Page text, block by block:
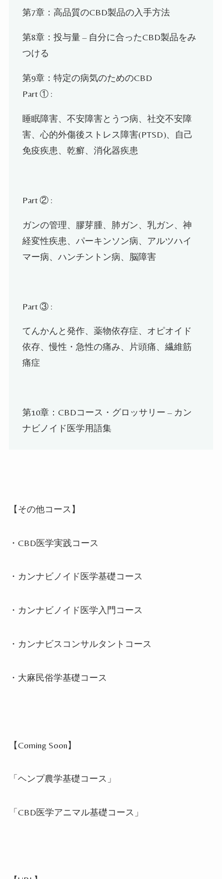
第7章：高品質のCBD製品の入手方法
第8章：投与量– 自分に合ったCBD製品をみ
つける
第9章：特定の病気のためのCBD
Part① :
睡眠障害、不安障害とうつ病、社交不安障
害、心的外傷後ストレス障害(PTSD)、
自己
免疫疾患、乾癬、消化器疾患
Part② :
ガンの管理、膠芽腫、肺ガン、乳ガン、神
経変性疾患、パーキンソン病、アルツハイ
マー病、ハンチントン病、脳障害
Part③:
てんかんと発作、薬物依存症、オピオイド
依存、慢性・急性の痛み、片頭痛、繊維筋
痛症
第10章： CBDコース・グロッサリー – カン
ナビノイド医学用語集
【その他コース】
・CBD医学実践コース
・カンナビノイド医学基礎コース
・カンナビノイド医学入門コース
・カンナビスコンサルタントコース
・大麻民俗学基礎コース
【Coming Soon】
「ヘンプ農学基礎コース」
「CBD医学アニマル基礎コース」